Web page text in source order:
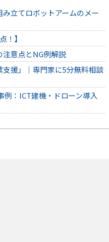
み立てロボットアームのメー
！】
意点とNG例解説
支援」｜専門家に5分無料相談
例：ICT建機・ドローン導入